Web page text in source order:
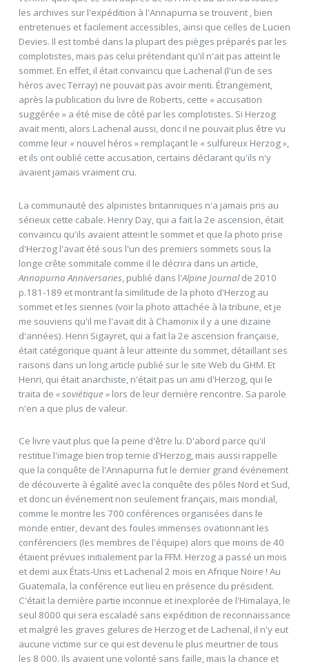
les archives sur l'expédition à l'Annapurna se trouvent , bien
entretenues et facilement accessibles, ainsi que celles de Lucien
Devies. Il est tombé dans la plupart des pièges préparés par les
complotistes, mais pas celui prétendant qu'il n'ait pas atteint le
sommet. En effet, il était convaincu que Lachenal (l'un de ses
héros avec Terray) ne pouvait pas avoir menti. Étrangement,
après la publication du livre de Roberts, cette « accusation
suggérée » a été mise de côté par les complotistes. Si Herzog
avait menti, alors Lachenal aussi, donc il ne pouvait plus être vu
comme leur « nouvel héros » remplaçant le « sulfureux Herzog »,
et ils ont oublié cette accusation, certains déclarant qu'ils n'y
avaient jamais vraiment cru.
La communauté des alpinistes britanniques n'a jamais pris au
sérieux cette cabale. Henry Day, qui a fait la 2e ascension, était
convaincu qu'ils avaient atteint le sommet et que la photo prise
d'Herzog l'avait été sous l'un des premiers sommets sous la
longe crête sommitale comme il le décrira dans un article,
Annapurna Anniversaries, publié dans l'Alpine Journalde 2010
p.181-189 et montrant la similitude de la photo d'Herzog au
sommet et les siennes (voir la photo attachée à la tribune, et je
me souviens qu'il me l'avait dit à Chamonix il y a une dizaine
d'années). Henri Sigayret, qui a fait la 2e ascension française,
était catégorique quant à leur atteinte du sommet, détaillant ses
raisons dans un long article publié sur le site Web du GHM. Et
Henri, qui était anarchiste, n'était pas un ami d'Herzog, qui le
traita de « soviétique »lors de leur dernière rencontre. Sa parole
n'en a que plus de valeur.
Ce livre vaut plus que la peine d'être lu. D'abord parce qu'il
restitue l'image bien trop ternie d'Herzog, mais aussi rappelle
que la conquête de l'Annapurna fut le dernier grand événement
de découverte à égalité avec la conquête des pôles Nord et Sud,
et donc un événement non seulement français, mais mondial,
comme le montre les 700 conférences organisées dans le
monde entier, devant des foules immenses ovationnant les
conférenciers (les membres de l'équipe) alors que moins de 40
étaient prévues initialement par la FFM. Herzog a passé un mois
et demi aux États-Unis et Lachenal 2 mois en Afrique Noire ! Au
Guatemala, la conférence eut lieu en présence du président.
C'était la dernière partie inconnue et inexplorée de l'Himalaya, le
seul 8000 qui sera escaladé sans expédition de reconnaissance
et malgré les graves gelures de Herzog et de Lachenal, il n'y eut
aucune victime sur ce qui est devenu le plus meurtrier de tous
les 8 000. Ils avaient une volonté sans faille, mais la chance et